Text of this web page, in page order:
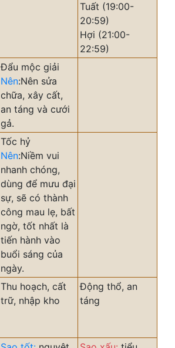
Tuất (19:00-
20:59)
Hợi (21:00-
22:59)
Đẩu mộc giải
Nên:Nên sửa
chữa, xây cất,
an táng và cưới
gả.
Tốc hỷ
Nên:Niềm vui
nhanh chóng,
dùng để mưu đại
sự, sẽ có thành
công mau lẹ, bất
ngờ, tốt nhất là
tiến hành vào
buổi sáng của
ngày.
Thu hoạch, cất
trữ, nhập kho
Động thổ, an
táng